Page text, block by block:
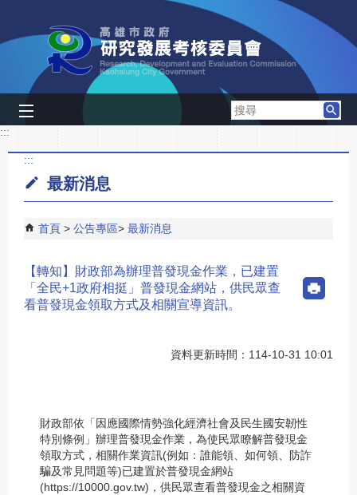
搜
尋
:::
:::
最新消息
首頁 公告專區 最新消息
【轉知】財政部為辦理普發現金作業，已建置
「全民+1政府相挺」普發現金網站，供民眾查
看普發現金領取方式及相關宣導資訊。
資料更新時間：114-10-31 10:01
財政部依「因應國際情勢強化經濟社會及民生國安韌性
特別條例」辦理普發現金作業，為使民眾瞭解普發現金
領取方式，相關作業資訊(例如：誰能領、如何領、防詐
騙及常見問題等)已建置於普發現金網站
(https://10000.gov.tw)，供民眾查看普發現金之相關資